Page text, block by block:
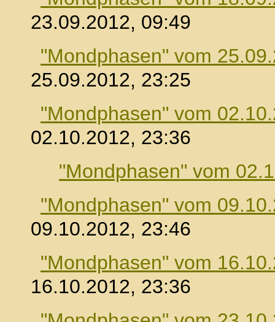
23.09.2012, 09:49
"Mondphasen" vom
25.09.2012, 23:25
"Mondphasen" vom
02.10.2012, 23:36
"Mondphasen" vom
"Mondphasen" vom
09.10.2012, 23:46
"Mondphasen" vom
16.10.2012, 23:36